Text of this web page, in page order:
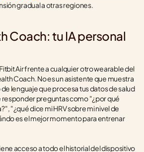
gradual a otras regiones.
Coach: tu IA personal
Air frente a cualquier otro wearable del
Coach. No es un asistente que muestra
lenguaje que procesa tus datos de salud
preguntas como "¿por qué
"¿qué dice mi HRV sobre mi nivel de
es el mejor momento para entrenar
acceso a todo el historial del dispositivo